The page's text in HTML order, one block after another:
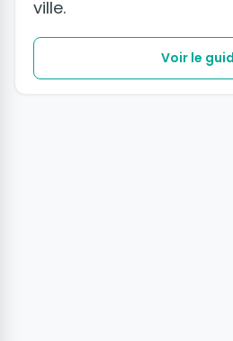
ville.
Voir le